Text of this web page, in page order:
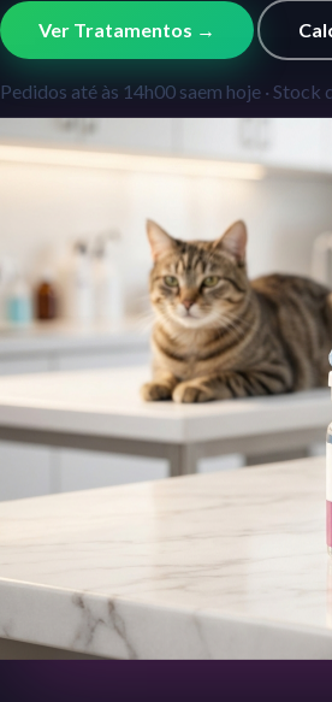
Ver Tratamentos →
Pedidos até às 14h00 saem hoje ·